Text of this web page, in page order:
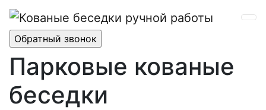
Парковые кованые
беседки